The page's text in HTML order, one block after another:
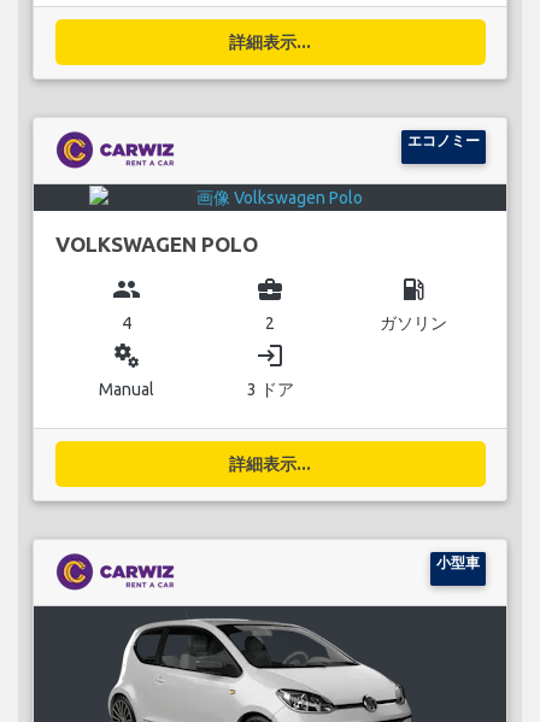
詳細表示...
エコノミー
VOLKSWAGEN POLO
group
4
business_center
2
local_gas_station
ガソリン
miscellaneous_services
Manual
login
3 ドア
詳細表示...
小型車